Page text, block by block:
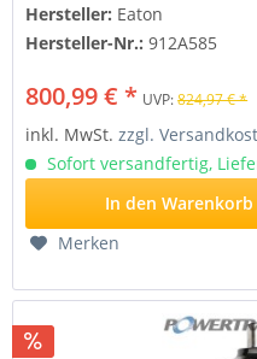
Hersteller: Eaton
Hersteller-Nr.:912A585
800,99 € * UVP:824,97 € *
inkl. MwSt.zzgl.
Sofort versandfertig,
In den Warenkorb
Merken